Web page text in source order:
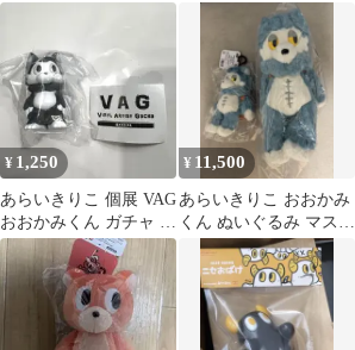
ガチャ VAG
おかみくん あらいきり
¥ 1,250
あらいきりこ 個展 VAG
おおかみくん ガチャ フ
ィギュア 黒 ブラック
¥ 11,500
あらいきりこ おおかみ
くん ぬいぐるみ マスコ
ットセット 個展
THEATRE